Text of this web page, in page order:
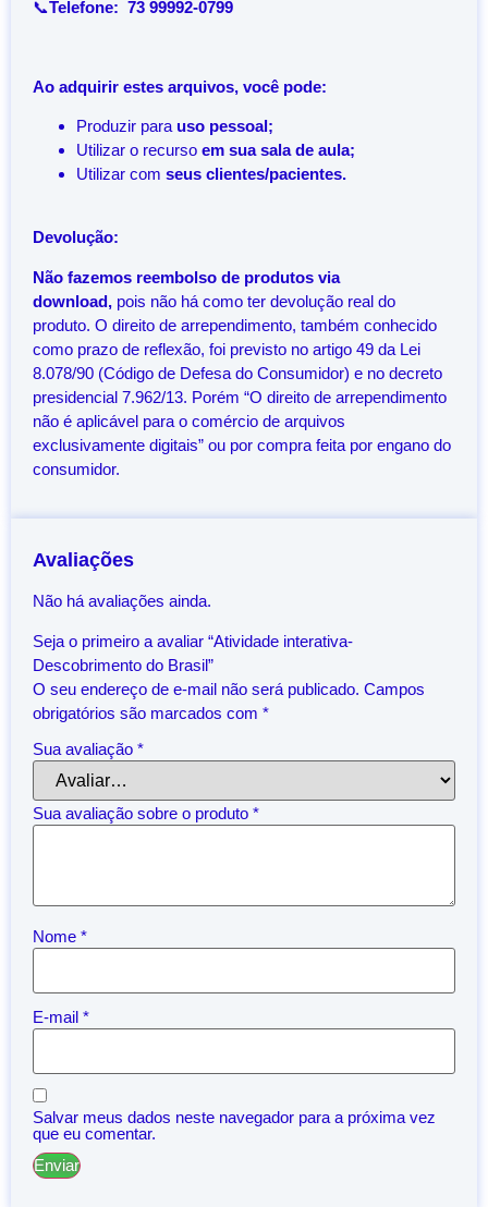
📞Telefone: 73 99992-0799
Ao adquirir estes arquivos, você pode:
Produzir para uso pessoal;
Utilizar o recurso em sua sala de aula;
Utilizar com seus clientes/pacientes.
Devolução:
Não fazemos reembolso de produtos via
download, pois não há como ter devolução real do
produto. O direito de arrependimento, também conhecido
como prazo de reflexão, foi previsto no artigo 49 da Lei
8.078/90 (Código de Defesa do Consumidor) e no decreto
presidencial 7.962/13. Porém “O direito de arrependimento
não é aplicável para o comércio de arquivos
exclusivamente digitais” ou por compra feita por engano do
consumidor.
Avaliações
Não há avaliações ainda.
Seja o primeiro a avaliar “Atividade interativa-
Descobrimento do Brasil”
O seu endereço de e-mail não será publicado. Campos
obrigatórios são marcados com *
Sua avaliação *
Sua avaliação sobre o produto *
Nome *
E-mail *
Salvar meus dados neste navegador para a próxima vez
que eu comentar.